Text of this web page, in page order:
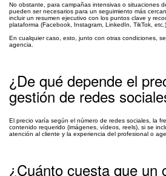
No obstante, para campañas intensivas o situaciones
pueden ser necesarios para un seguimiento más
incluir un resumen ejecutivo con los puntos clave y
plataforma (Facebook, Instagram, LinkedIn, TikTok, etc.).
En cualquier caso, esto, junto con otras condiciones,
agencia.
¿De qué depende el
gestión de redes
El precio varía según el número de redes sociales, la
contenido requerido (imágenes, vídeos, reels), si se
atención al cliente y la experiencia del profesional o
¿Cuánto cuesta que un